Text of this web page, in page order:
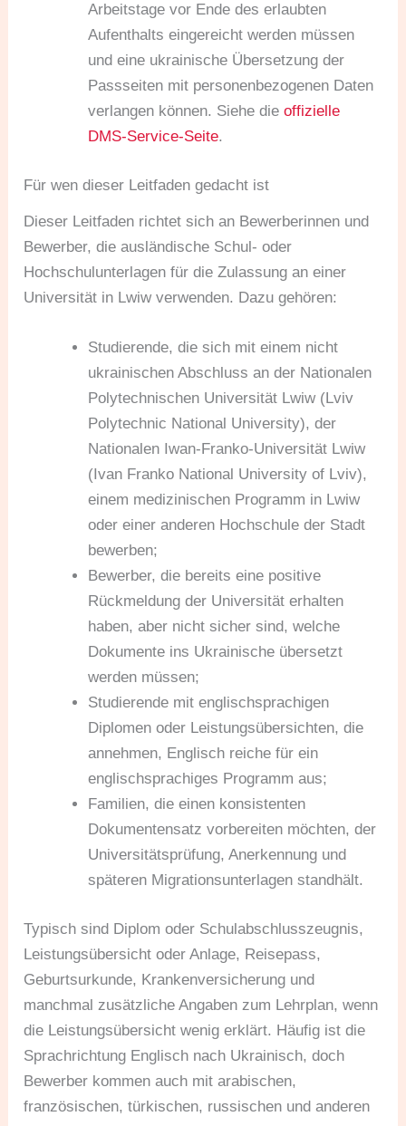
Arbeitstage vor Ende des erlaubten
Aufenthalts eingereicht werden müssen
und eine ukrainische Übersetzung der
Passseiten mit personenbezogenen Daten
verlangen können. Siehe dieoffizielle
DMS-Service-Seite.
Für wen dieser Leitfaden gedacht ist
Dieser Leitfaden richtet sich an Bewerberinnen und
Bewerber, die ausländische Schul- oder
Hochschulunterlagen für die Zulassung an einer
Universität in Lwiw verwenden. Dazu gehören:
Studierende, die sich mit einem nicht
ukrainischen Abschluss an der Nationalen
Polytechnischen Universität Lwiw (Lviv
Polytechnic National University), der
Nationalen Iwan-Franko-Universität Lwiw
(Ivan Franko National University of Lviv),
einem medizinischen Programm in Lwiw
oder einer anderen Hochschule der Stadt
bewerben;
Bewerber, die bereits eine positive
Rückmeldung der Universität erhalten
haben, aber nicht sicher sind, welche
Dokumente ins Ukrainische übersetzt
werden müssen;
Studierende mit englischsprachigen
Diplomen oder Leistungsübersichten, die
annehmen, Englisch reiche für ein
englischsprachiges Programm aus;
Familien, die einen konsistenten
Dokumentensatz vorbereiten möchten, der
Universitätsprüfung, Anerkennung und
späteren Migrationsunterlagen standhält.
Typisch sind Diplom oder Schulabschlusszeugnis,
Leistungsübersicht oder Anlage, Reisepass,
Geburtsurkunde, Krankenversicherung und
manchmal zusätzliche Angaben zum Lehrplan, wenn
die Leistungsübersicht wenig erklärt. Häufig ist die
Sprachrichtung Englisch nach Ukrainisch, doch
Bewerber kommen auch mit arabischen,
französischen, türkischen, russischen und anderen